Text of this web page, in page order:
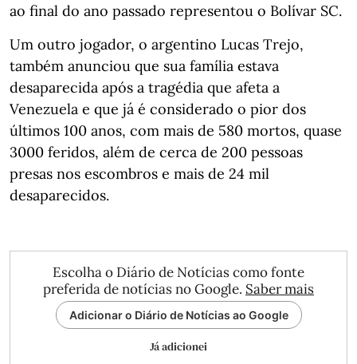
ao final do ano passado representou o Bolívar SC.
Um outro jogador, o argentino Lucas Trejo,
também anunciou que sua família estava
desaparecida após a tragédia que afeta a
Venezuela e que já é considerado o pior dos
últimos 100 anos, com mais de 580 mortos, quase
3000 feridos, além de cerca de 200 pessoas
presas nos escombros e mais de 24 mil
desaparecidos.
Escolha o Diário de Notícias como fonte
preferida de notícias no Google. Saber mais
Adicionar o Diário de Notícias ao Google
Já adicionei